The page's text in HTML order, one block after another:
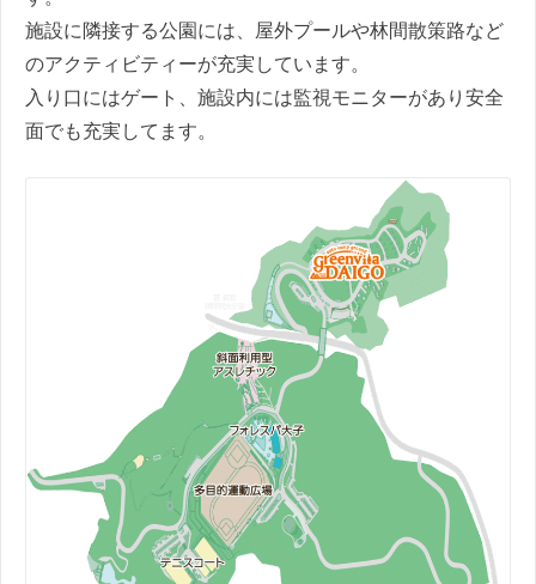
施設に隣接する公園には、屋外プールや林間散策路など
のアクティビティーが充実しています。
入り口にはゲート、施設内には監視モニターがあり安全
面でも充実してます。